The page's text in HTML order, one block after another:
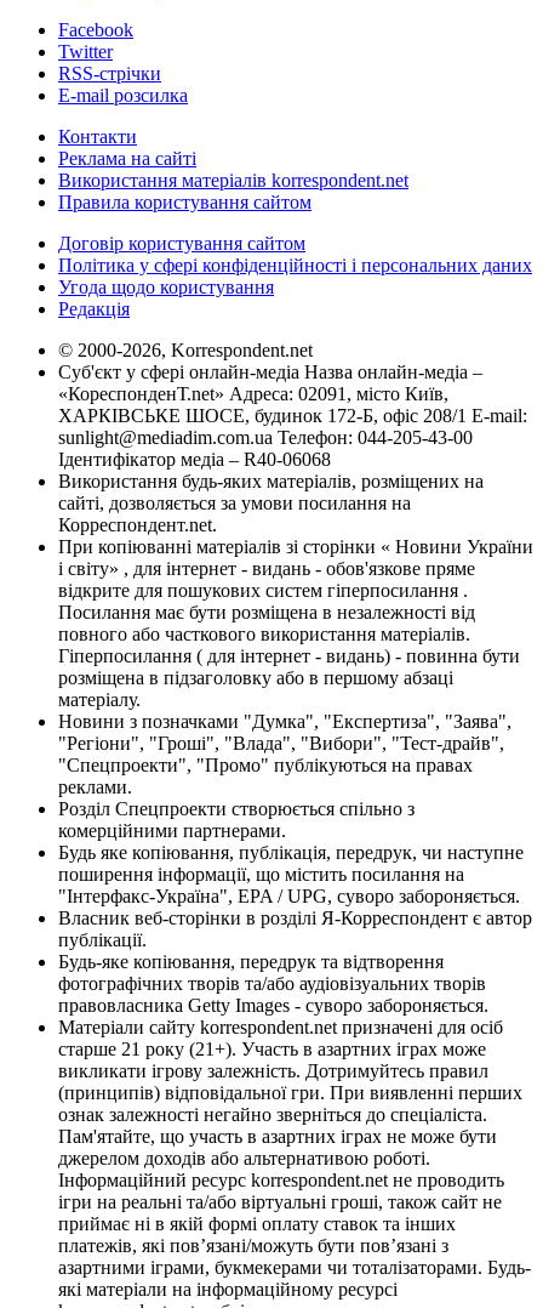
Facebook
Twitter
RSS-стрічки
E-mail розсилка
Контакти
Реклама на сайті
Використання матеріалів korrespondent.net
Правила користування сайтом
Договір користування сайтом
Політика у сфері конфіденційності і персональних даних
Угода щодо користування
Редакція
© 2000-2026, Korrespondent.net
Суб'єкт у сфері онлайн-медіа Назва онлайн-медіа –
«КореспонденТ.net» Адреса: 02091, місто Київ,
ХАРКІВСЬКЕ ШОСЕ, будинок 172-Б, офіс 208/1 E-mail:
sunlight@mediadim.com.ua Телефон: 044-205-43-00
Ідентифікатор медіа – R40-06068
Використання будь-яких матеріалів, розміщених на
сайті, дозволяється за умови посилання на
Корреспондент.net.
При копіюванні матеріалів зі сторінки « Новини України
і світу» , для інтернет - видань - обов'язкове пряме
відкрите для пошукових систем гіперпосилання .
Посилання має бути розміщена в незалежності від
повного або часткового використання матеріалів.
Гіперпосилання ( для інтернет - видань) - повинна бути
розміщена в підзаголовку або в першому абзаці
матеріалу.
Новини з позначками "Думка", "Експертиза", "Заява",
"Регіони", "Гроші", "Влада", "Вибори", "Тест-драйв",
"Спецпроекти", "Промо" публікуються на правах
реклами.
Розділ Спецпроекти створюється спільно з
комерційними партнерами.
Будь яке копіювання, публікація, передрук, чи наступне
поширення інформації, що містить посилання на
"Інтерфакс-Україна", EPA / UPG, суворо забороняється.
Власник веб-сторінки в розділі Я-Корреспондент є автор
публікації.
Будь-яке копіювання, передрук та відтворення
фотографічних творів та/або аудіовізуальних творів
правовласника Getty Images - суворо забороняється.
Матеріали сайту korrespondent.net призначені для осіб
старше 21 року (21+). Участь в азартних іграх може
викликати ігрову залежність. Дотримуйтесь правил
(принципів) відповідальної гри. При виявленні перших
ознак залежності негайно зверніться до спеціаліста.
Пам'ятайте, що участь в азартних іграх не може бути
джерелом доходів або альтернативою роботі.
Інформаційний ресурс korrespondent.net не проводить
ігри на реальні та/або віртуальні гроші, також сайт не
приймає ні в якій формі оплату ставок та інших
платежів, які пов’язані/можуть бути пов’язані з
азартними іграми, букмекерами чи тоталізаторами. Будь-
які матеріали на інформаційному ресурсі